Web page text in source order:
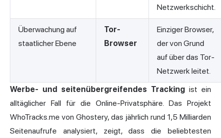
Netzwerkschicht.
Überwachung auf
staatlicher Ebene
Tor-
Browser
Einziger Browser,
der von Grund
auf über das Tor-
Netzwerk leitet.
Werbe- und seitenübergreifendes Tracking ist ein
alltäglicher Fall für die Online-Privatsphäre. Das Projekt
WhoTracks.me von Ghostery, das jährlich rund 1,5 Milliarden
Seitenaufrufe analysiert, zeigt, dass die beliebtesten